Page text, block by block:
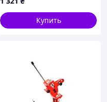
крышками, органайзер
для хранения
Купить